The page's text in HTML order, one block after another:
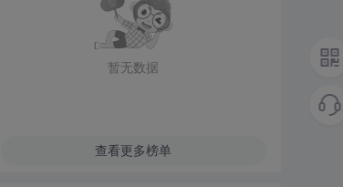
暂无数据
查看更多榜单